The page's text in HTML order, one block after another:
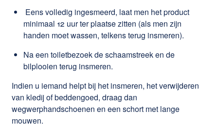
Eens volledig ingesmeerd, laat men het product
minimaal 12 uur ter plaatse zitten (als men zijn
handen moet wassen, telkens terug insmeren).
Na een toiletbezoek de schaamstreek en de
bilplooien terug insmeren.
Indien u iemand helpt bij het insmeren, het verwijderen
van kledij of beddengoed, draag dan
wegwerphandschoenen en een schort met lange
mouwen.